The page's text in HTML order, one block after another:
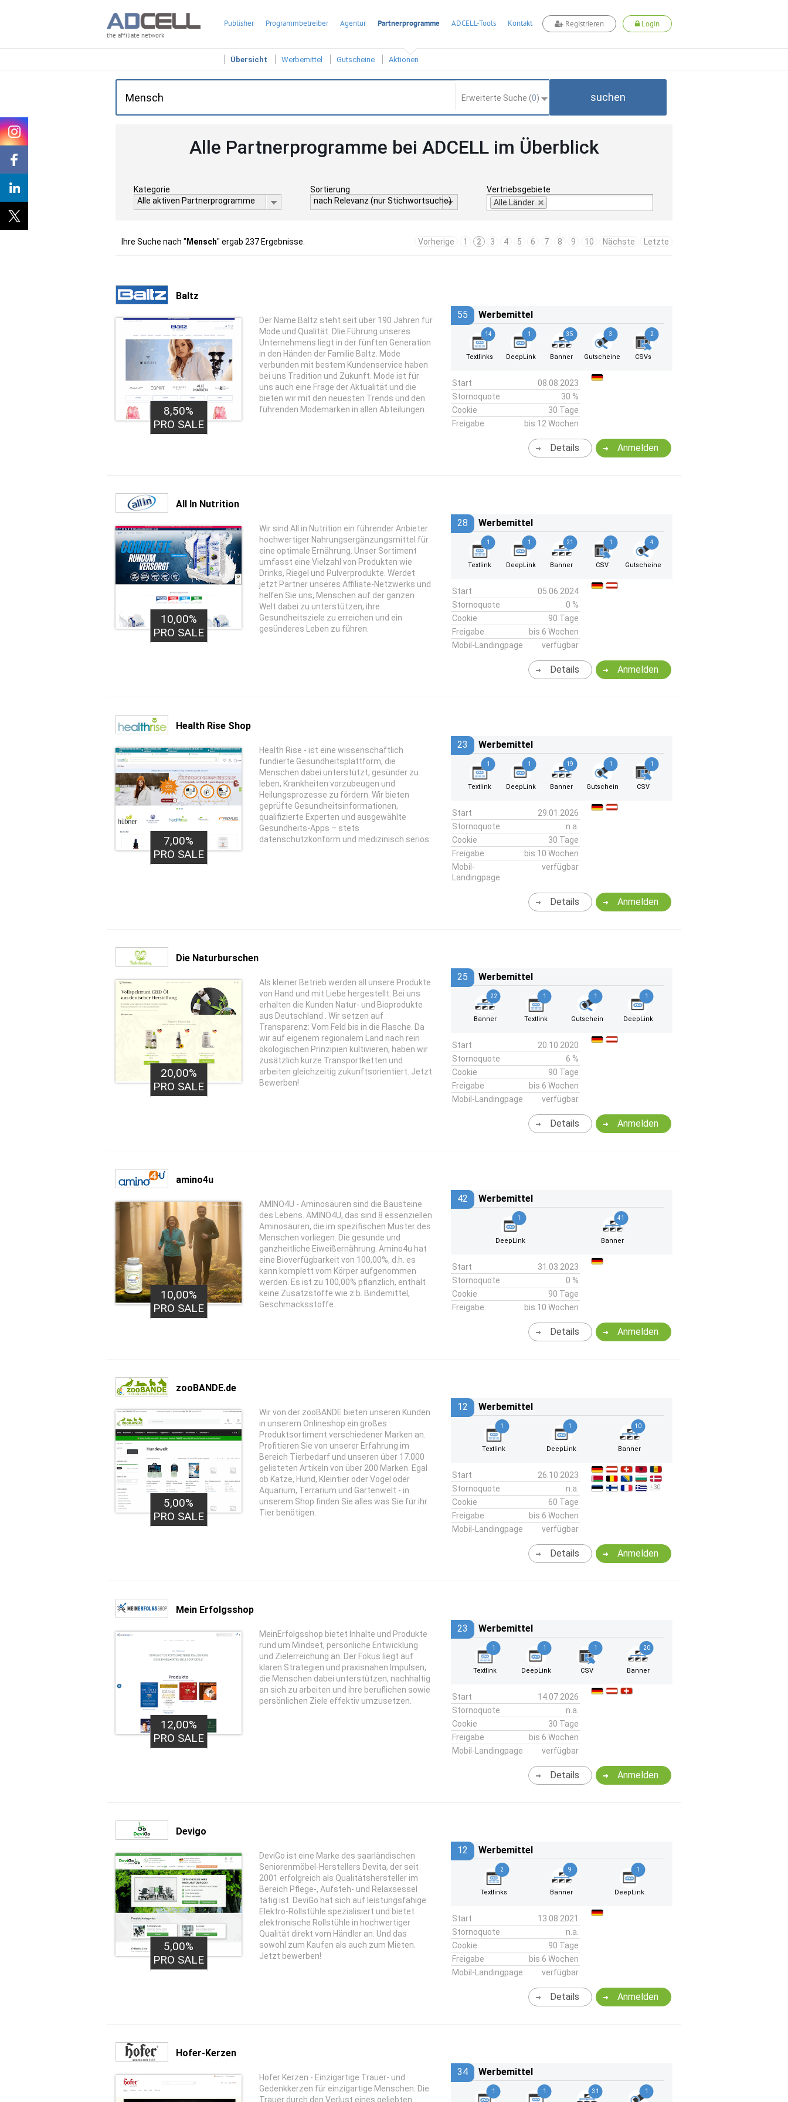
the affiliate network
Publisher Programmbetreiber Agentur Partnerprogramme ADCELL-Tools Kontakt Registrieren Login
Übersicht Werbemittel Gutscheine Aktionen
Erweiterte Suche (0) suchen
Alle Partnerprogramme bei ADCELL im Überblick
Kategorie
Alle aktiven Partnerprogramme
Sortierung
nach Relevanz (nur Stichwortsuche)
Vertriebsgebiete
Alle Länder
Ihre Suche nach " Mensch" ergab 237 Ergebnisse. Vorherige 1 2 3 4 5 6 7 8 9 10 Nächste Letzte
Baltz
8,50%
PRO SALE
Der Name Baltz steht seit über 190 Jahren für
Mode und Qualität. DIie Führung unseres
Unternehmens liegt in der fünften Generation
in den Händen der Familie Baltz. Mode
verbunden mit bestem Kundenservice haben
bei uns Tradition und Zukunft. Mode ist für
uns auch eine Frage der Aktualität und die
bieten wir mit den neuesten Trends und den
führenden Modemarken in allen Abteilungen.
55 Werbemittel
14
Textlinks
1
DeepLink
35
Banner
3
Gutscheine
2
CSVs
Start
08.08.2023
Stornoquote
30 %
Cookie
30 Tage
Freigabe
bis 12 Wochen
Anmelden
Details
All In Nutrition
10,00%
PRO SALE
Wir sind All in Nutrition ein führender Anbieter
hochwertiger Nahrungsergänzungsmittel für
eine optimale Ernährung. Unser Sortiment
umfasst eine Vielzahl von Produkten wie
Drinks, Riegel und Pulverprodukte. Werdet
jetzt Partner unseres Affiliate-Netzwerks und
helfen Sie uns, Menschen auf der ganzen
Welt dabei zu unterstützen, ihre
Gesundheitsziele zu erreichen und ein
gesünderes Leben zu führen.
28 Werbemittel
1
Textlink
1
DeepLink
21
Banner
1
CSV
4
Gutscheine
Start
05.06.2024
Stornoquote
0 %
Cookie
90 Tage
Freigabe
bis 6 Wochen
Mobil-Landingpage
verfügbar
Anmelden
Details
Health Rise Shop
7,00%
PRO SALE
Health Rise - ist eine wissenschaftlich
fundierte Gesundheitsplattform, die
Menschen dabei unterstützt, gesünder zu
leben, Krankheiten vorzubeugen und
Heilungsprozesse zu fördern. Wir bieten
geprüfte Gesundheitsinformationen,
qualifizierte Experten und ausgewählte
Gesundheits-Apps – stets
datenschutzkonform und medizinisch seriös.
23 Werbemittel
1
Textlink
1
DeepLink
19
Banner
1
Gutschein
1
CSV
Start
29.01.2026
Stornoquote
n.a.
Cookie
30 Tage
Freigabe
bis 10 Wochen
Mobil-
Landingpage
verfügbar
Anmelden
Details
Die Naturburschen
20,00%
PRO SALE
Als kleiner Betrieb werden all unsere Produkte
von Hand und mit Liebe hergestellt. Bei uns
erhalten die Kunden Natur- und Bioprodukte
aus Deutschland . Wir setzen auf
Transparenz: Vom Feld bis in die Flasche. Da
wir auf eigenem regionalem Land nach rein
ökologischen Prinzipien kultivieren, haben wir
zusätzlich kurze Transportketten und
arbeiten gleichzeitig zukunftsorientiert. Jetzt
Bewerben!
25 Werbemittel
22
Banner
1
Textlink
1
Gutschein
1
DeepLink
Start
20.10.2020
Stornoquote
6 %
Cookie
90 Tage
Freigabe
bis 6 Wochen
Mobil-Landingpage
verfügbar
Anmelden
Details
amino4u
10,00%
PRO SALE
AMINO4U - Aminosäuren sind die Bausteine
des Lebens. AMINO4U, das sind 8 essenziellen
Aminosäuren, die im spezifischen Muster des
Menschen vorliegen. Die gesunde und
ganzheitliche Eiweißernährung. Amino4u hat
eine Bioverfügbarkeit von 100,00%, d.h. es
kann komplett vom Körper aufgenommen
werden. Es ist zu 100,00% pflanzlich, enthält
keine Zusatzstoffe wie z.b. Bindemittel,
Geschmacksstoffe.
42 Werbemittel
1
DeepLink
41
Banner
Start
31.03.2023
Stornoquote
0 %
Cookie
90 Tage
Freigabe
bis 10 Wochen
Anmelden
Details
zooBANDE.de
5,00%
PRO SALE
Wir von der zooBANDE bieten unseren Kunden
in unserem Onlineshop ein großes
Produktsortiment verschiedener Marken an.
Profitieren Sie von unserer Erfahrung im
Bereich Tierbedarf und unseren über 17.000
gelisteten Artikeln von über 200 Marken. Egal
ob Katze, Hund, Kleintier oder Vogel oder
Aquarium, Terrarium und Gartenwelt - in
unserem Shop finden Sie alles was Sie für ihr
Tier benötigen.
12 Werbemittel
1
Textlink
1
DeepLink
10
Banner
Start
26.10.2023
Stornoquote
n.a.
Cookie
60 Tage
Freigabe
bis 6 Wochen
Mobil-Landingpage
verfügbar
+30
Anmelden
Details
Mein Erfolgsshop
12,00%
PRO SALE
MeinErfolgsshop bietet Inhalte und Produkte
rund um Mindset, persönliche Entwicklung
und Zielerreichung an. Der Fokus liegt auf
klaren Strategien und praxisnahen Impulsen,
die Menschen dabei unterstützen, nachhaltig
an sich zu arbeiten und ihre beruflichen sowie
persönlichen Ziele effektiv umzusetzen.
23 Werbemittel
1
Textlink
1
DeepLink
1
CSV
20
Banner
Start
14.07.2026
Stornoquote
n.a.
Cookie
30 Tage
Freigabe
bis 6 Wochen
Mobil-Landingpage
verfügbar
Anmelden
Details
Devigo
5,00%
PRO SALE
DeviGo ist eine Marke des saarländischen
Seniorenmöbel-Herstellers Devita, der seit
2001 erfolgreich als Qualitätshersteller im
Bereich Pflege-, Aufsteh- und Relaxsessel
tätig ist. DeviGo hat sich auf leistungsfähige
Elektro-Rollstühle spezialisiert und bietet
elektronische Rollstühle in hochwertiger
Qualität direkt vom Händler an. Und das
sowohl zum Kaufen als auch zum Mieten.
Jetzt bewerben!
12 Werbemittel
2
Textlinks
9
Banner
1
DeepLink
Start
13.08.2021
Stornoquote
n.a.
Cookie
90 Tage
Freigabe
bis 6 Wochen
Mobil-Landingpage
verfügbar
Anmelden
Details
Hofer-Kerzen
Hofer Kerzen - Einzigartige Trauer- und
Gedenkkerzen für einzigartige Menschen. Die
Trauer durch den Verlust eines geliebten
34 Werbemittel
1 1 31 1